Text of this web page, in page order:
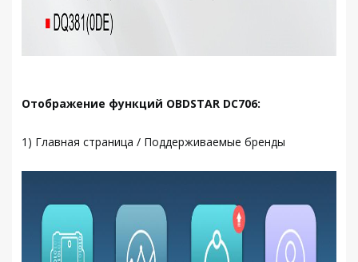
Отображение функций OBDSTAR DC706:
1) Главная страница / Поддерживаемые бренды